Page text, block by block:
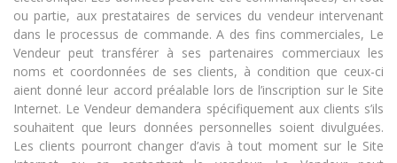
ou partie, aux prestataires de services du vendeur intervenant
dans le processus de commande. A des fins commerciales, Le
Vendeur peut transférer à ses partenaires commerciaux les
noms et coordonnées de ses clients, à condition que ceux-ci
aient donné leur accord préalable lors de l’inscription sur le Site
Internet. Le Vendeur demandera spécifiquement aux clients s’ils
souhaitent que leurs données personnelles soient divulguées.
Les clients pourront changer d’avis à tout moment sur le Site